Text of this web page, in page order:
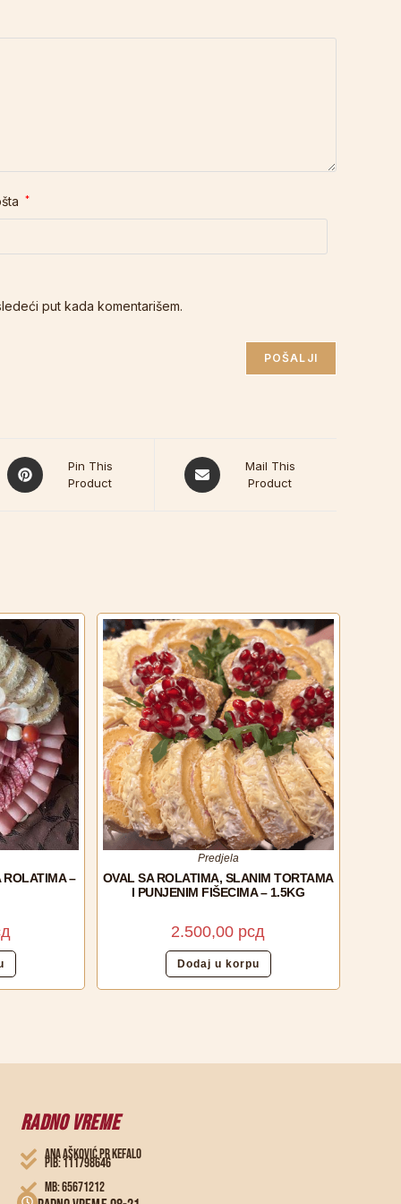
*
put kada komentarišem.
Pin This
Product
Mail This
Product
ROLATIMA –
Predjela
OVAL SA ROLATIMA, SLANIM TORTAMA
I PUNJENIM FIŠECIMA – 1.5KG
2.500,00 рсд
Dodaj u korpu
RADNO VREME
ANA AŠKOVIĆ PR KEFALO
PIB: 111798646
MB: 65671212